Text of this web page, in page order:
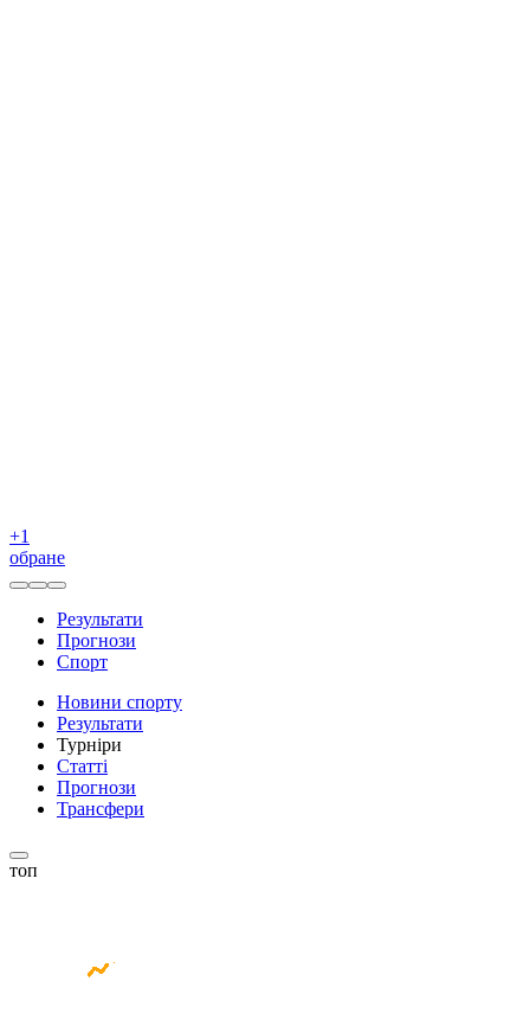
+1
обране
Результати
Прогнози
Спорт
Новини спорту
Результати
Турніри
Статті
Прогнози
Трансфери
топ